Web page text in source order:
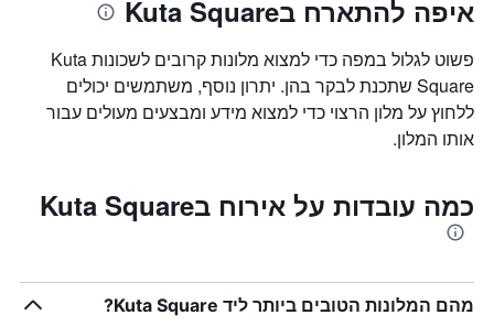
איפה להתארח בKuta Square
פשוט לגלול במפה כדי למצוא מלונות קרובים לשכונות Kuta
Square שתכנת לבקר בהן. יתרון נוסף, משתמשים יכולים
ללחוץ על מלון הרצוי כדי למצוא מידע ומבצעים מעולים עבור
אותו המלון.
כמה עובדות על אירוח בKuta Square
מהם המלונות הטובים ביותר ליד Kuta Square?